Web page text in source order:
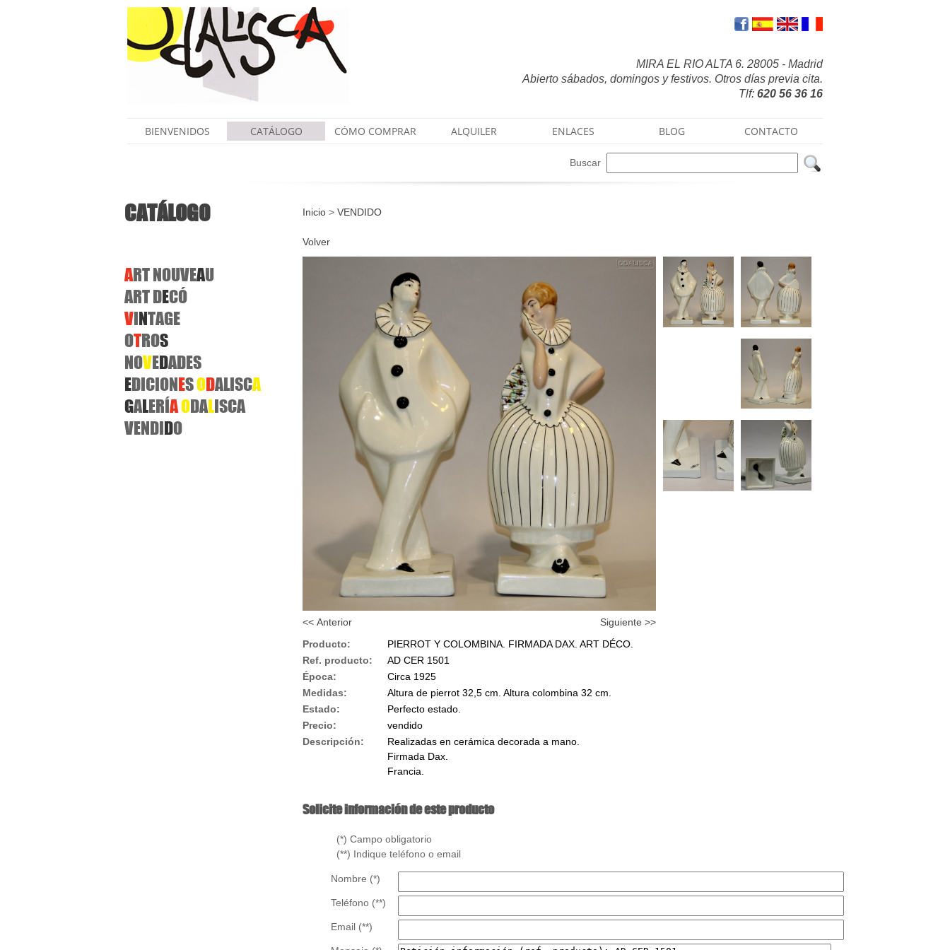
MIRA EL RIO ALTA 6. 28005 - Madrid
Abierto sábados, domingos y festivos. Otros días previa cita.
Tlf: 620 56 36 16
BIENVENIDOS CATÁLOGO CÓMO COMPRAR ALQUILER ENLACES BLOG CONTACTO
Buscar
CATÁLOGO
ART NOUVEAU
ART DECÓ
VINTAGE
OTROS
NOVEDADES
EDICIONESODALISCA
GALERÍAODALISCA
VENDIDO
Inicio > VENDIDO
Volver
<< Anterior
Siguiente >>
Producto:
PIERROT Y COLOMBINA. FIRMADA DAX. ART DÉCO.
Ref. producto:
AD CER 1501
Época:
Circa 1925
Medidas:
Altura de pierrot 32,5 cm. Altura colombina 32 cm.
Estado:
Perfecto estado.
Precio:
vendido
Descripción:
Realizadas en cerámica decorada a mano.
Firmada Dax.
Francia.
Solicite información de este producto
(*) Campo obligatorio
(**) Indique teléfono o email
Nombre (*)
Teléfono (**)
Email (**)